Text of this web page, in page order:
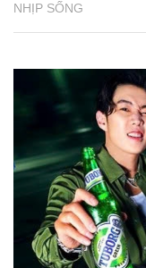
NHỊP SỐNG